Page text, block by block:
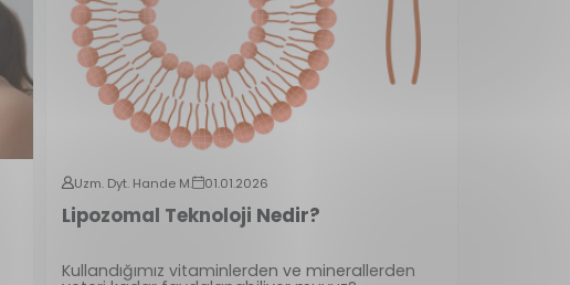
Uzm. Dyt. Hande M. 01.01.2026
Lipozomal Teknoloji Nedir?
Kullandığımız vitaminlerden ve minerallerden